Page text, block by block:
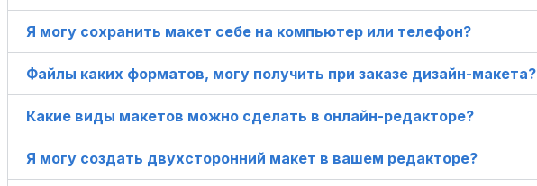
Я могу сохранить макет себе на компьютер или телефон?
Файлы каких форматов, могу получить при заказе дизайн-макета?
Какие виды макетов можно сделать в онлайн-редакторе?
Я могу создать двухсторонний макет в вашем редакторе?